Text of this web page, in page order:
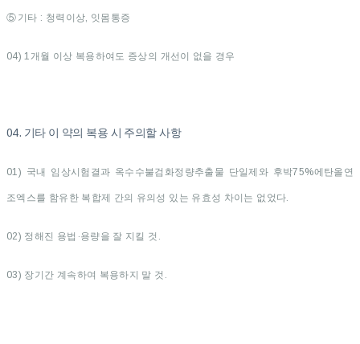
⑤ 기타 : 청력이상, 잇몸통증
04) 1개월 이상 복용하여도 증상의 개선이 없을 경우
04. 기타 이 약의 복용 시 주의할 사항
01) 국내 임상시험결과 옥수수불검화정량추출물 단일제와 후박75%에탄올연
조엑스를 함유한 복합제 간의 유의성 있는 유효성 차이는 없었다.
02) 정해진 용법·용량을 잘 지킬 것.
03) 장기간 계속하여 복용하지 말 것.